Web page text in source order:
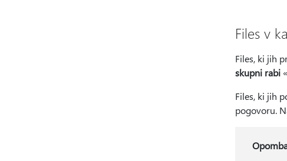
Files v
Files, ki jih
skupni rabi
Files, ki jih
pogovoru.